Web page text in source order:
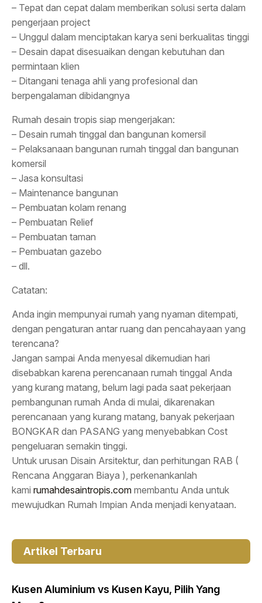
– Tepat dan cepat dalam memberikan solusi serta dalam
pengerjaan project
– Unggul dalam menciptakan karya seni berkualitas tinggi
– Desain dapat disesuaikan dengan kebutuhan dan
permintaan klien
– Ditangani tenaga ahli yang profesional dan
berpengalaman dibidangnya
Rumah desain tropis siap mengerjakan:
– Desain rumah tinggal dan bangunan komersil
– Pelaksanaan bangunan rumah tinggal dan bangunan
komersil
– Jasa konsultasi
– Maintenance bangunan
– Pembuatan kolam renang
– Pembuatan Relief
– Pembuatan taman
– Pembuatan gazebo
– dll.
Catatan:
Anda ingin mempunyai rumah yang nyaman ditempati,
dengan pengaturan antar ruang dan pencahayaan yang
terencana?
Jangan sampai Anda menyesal dikemudian hari
disebabkan karena perencanaan rumah tinggal Anda
yang kurang matang, belum lagi pada saat pekerjaan
pembangunan rumah Anda di mulai, dikarenakan
perencanaan yang kurang matang, banyak pekerjaan
BONGKAR dan PASANG yang menyebabkan Cost
pengeluaran semakin tinggi.
Untuk urusan Disain Arsitektur, dan perhitungan RAB (
Rencana Anggaran Biaya ), perkenankanlah
kami rumahdesaintropis.com membantu Anda untuk
mewujudkan Rumah Impian Anda menjadi kenyataan.
Artikel Terbaru
Kusen Aluminium vs Kusen Kayu, Pilih Yang